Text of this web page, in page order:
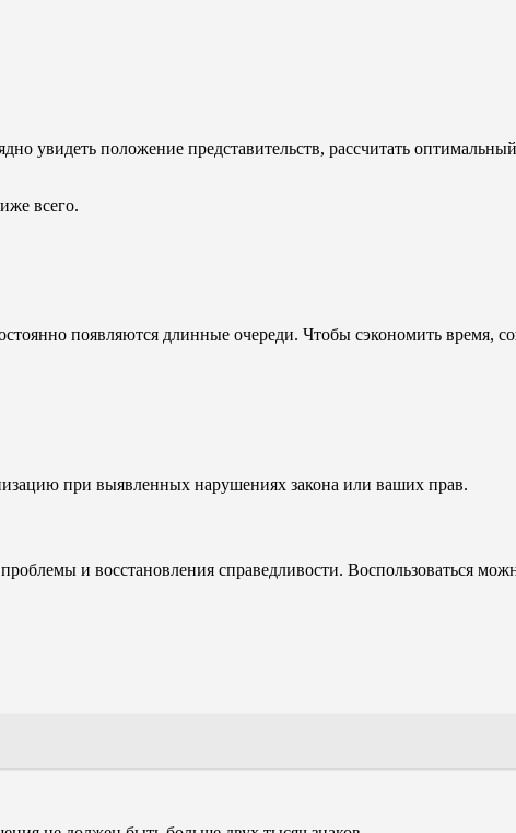
увидеть положение представительств, рассчитать
всего.
появляются длинные очереди. Чтобы сэкономить время,
при выявленных нарушениях закона или ваших прав.
и восстановления справедливости. Воспользоваться